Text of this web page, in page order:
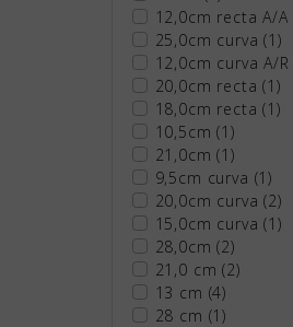
12,0cm recta A/A
25,0cm curva(1)
12,0cm curva A/R
20,0cm recta(1)
18,0cm recta(1)
10,5cm(1)
21,0cm(1)
9,5cm curva (1)
20,0cm curva(2)
15,0cm curva(1)
28,0cm(2)
21,0 cm(2)
13 cm (4)
28 cm (1)